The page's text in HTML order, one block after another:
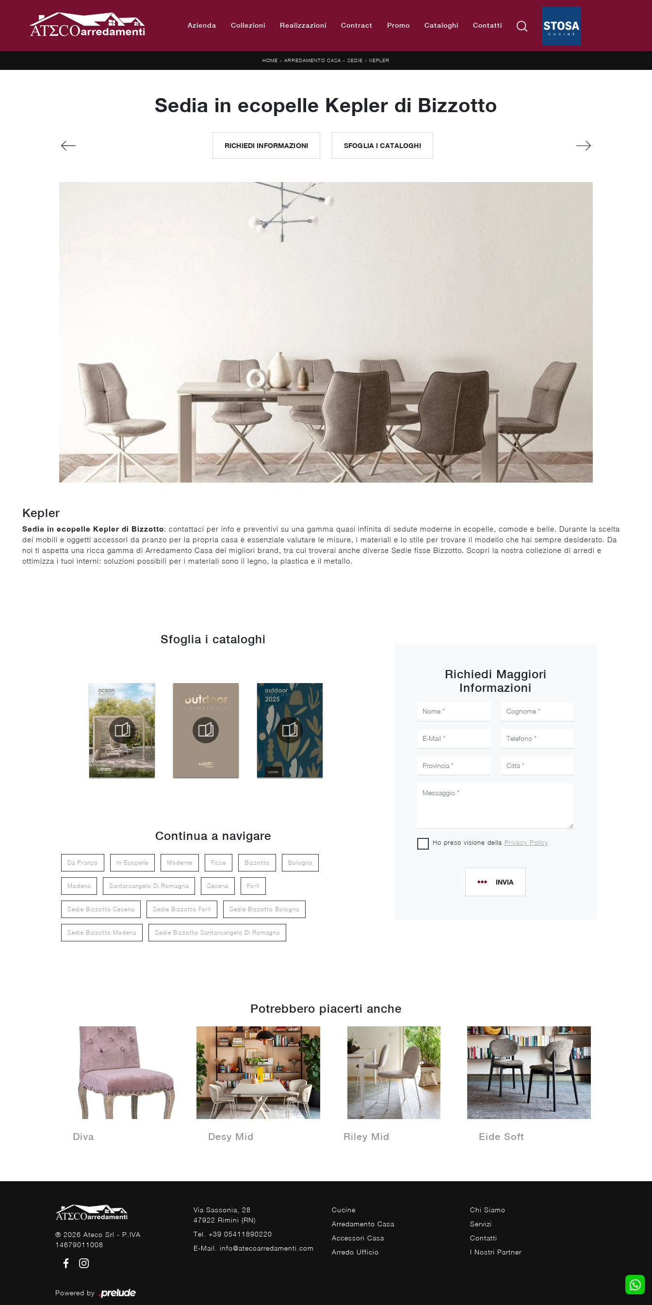
Azienda Collezioni Realizzazioni Contract Promo Cataloghi Contatti
HOME - ARREDAMENTO CASA - SEDIE - KEPLER
Sedia in ecopelle Kepler di Bizzotto
RICHIEDI INFORMAZIONI SFOGLIA I CATALOGHI
Kepler
Sedia in ecopelle Kepler di Bizzotto: contattaci per info e preventivi su una gamma quasi infinita di sedute moderne in ecopelle, comode e belle. Durante la scelta
dei mobili e oggetti accessori da pranzo per la propria casa è essenziale valutare le misure, i materiali e lo stile per trovare il modello che hai sempre desiderato. Da
noi ti aspetta una ricca gamma di Arredamento Casa dei migliori brand, tra cui troverai anche diverse Sedie fisse Bizzotto. Scopri la nostra collezione di arredi e
ottimizza i tuoi interni: soluzioni possibili per i materiali sono il legno, la plastica e il metallo.
Sfoglia i cataloghi
Continua a navigare
Da Pranzo In Ecopelle Moderne Fisse Bizzotto Bologna
Modena Santarcangelo Di Romagna Cesena Forlì
Sedie Bizzotto Cesena Sedie Bizzotto Forlì Sedie Bizzotto Bologna
Sedie Bizzotto Modena Sedie Bizzotto Santarcangelo Di Romagna
Richiedi Maggiori
Informazioni
Ho preso visione della Privacy Policy
INVIA
Potrebbero piacerti anche
Diva Desy Mid Riley Mid Eide Soft
® 2026 Ateco Srl - P.IVA
14679011008
Via Sassonia, 28
47922 Rimini (RN)
Tel. +39 05411890220
E-Mail. info@atecoarredamenti.com
Cucine
Arredamento Casa
Accessori Casa
Arredo Ufficio
Chi Siamo
Servizi
Contatti
I Nostri Partner
Powered by